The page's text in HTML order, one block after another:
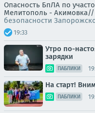
Опасность БпЛА по
Мелитополь - Акимовка//
безопасности
19:33
Утро по-
зарядки
ПАБЛИКИ
На старт!
ПАБЛИКИ